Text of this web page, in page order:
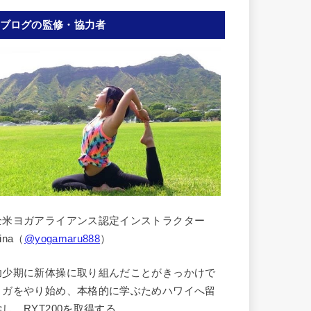
ブログの監修・協力者
米ヨガアライアンス認定インストラクター
（ @yogamaru888）
少期に新体操に取り組んだことがきっかけで
ガをやり始め、本格的に学ぶためハワイへ留